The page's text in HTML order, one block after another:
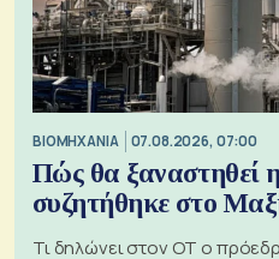
ΒΙΟΜΗΧΑΝΙΑ 07.08.2026, 07:00
Πώς θα ξαναστηθεί
συζητήθηκε στο
Τι δηλώνει στον ΟΤ ο